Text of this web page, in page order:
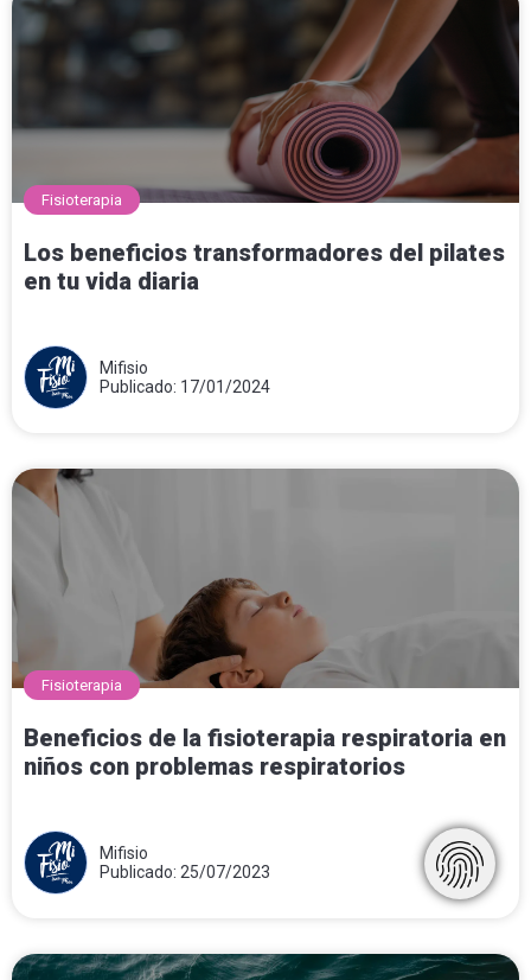
Fisioterapia
Los beneficios transformadores del pilates
en tu vida diaria
Mifisio
Publicado: 17/01/2024
Fisioterapia
Beneficios de la fisioterapia respiratoria en
niños con problemas respiratorios
Mifisio
Publicado: 25/07/2023